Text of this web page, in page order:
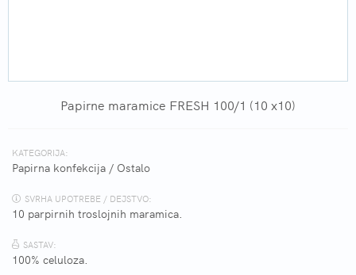
Papirne maramice FRESH 100/1 (10 x10)
KATEGORIJA:
Papirna konfekcija / Ostalo
SVRHA UPOTREBE / DEJSTVO:
10 parpirnih troslojnih maramica.
SASTAV:
100% celuloza.